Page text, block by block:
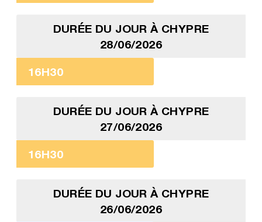
DURÉE DU JOUR À CHYPRE
28/06/2026
16H30
DURÉE DU JOUR À CHYPRE
27/06/2026
16H30
DURÉE DU JOUR À CHYPRE
26/06/2026